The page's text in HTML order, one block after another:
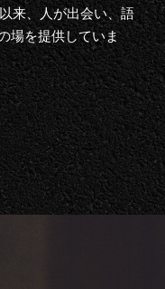
来、人が出会い、語
場を提供していま